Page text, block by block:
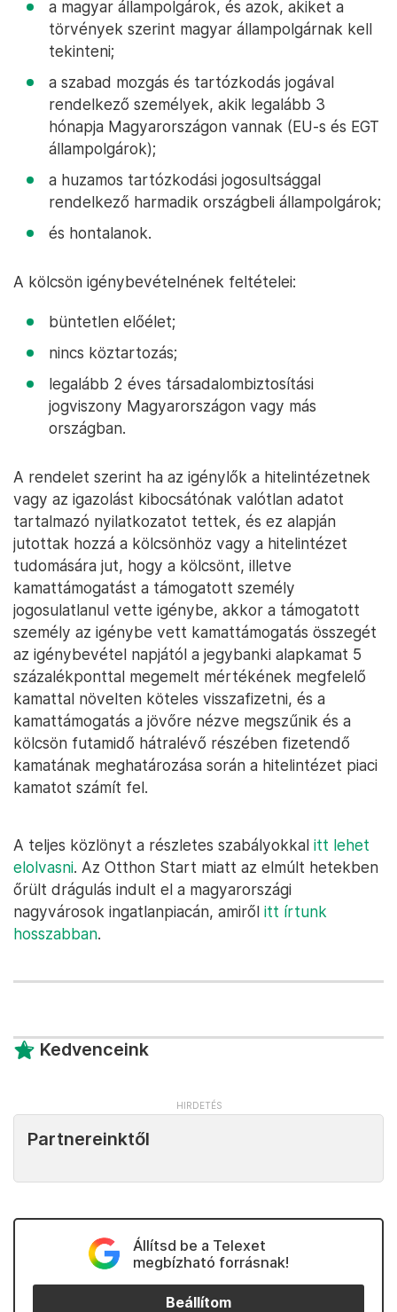
a magyar állampolgárok, és azok, akiket a
törvények szerint magyar állampolgárnak kell
tekinteni;
a szabad mozgás és tartózkodás jogával
rendelkező személyek, akik legalább 3
hónapja Magyarországon vannak (EU-s és EGT
állampolgárok);
a huzamos tartózkodási jogosultsággal
rendelkező harmadik országbeli állampolgárok;
és hontalanok.
A kölcsön igénybevételnének feltételei:
büntetlen előélet;
nincs köztartozás;
legalább 2 éves társadalombiztosítási
jogviszony Magyarországon vagy más
országban.
A rendelet szerint ha az igénylők a hitelintézetnek
vagy az igazolást kibocsátónak valótlan adatot
tartalmazó nyilatkozatot tettek, és ez alapján
jutottak hozzá a kölcsönhöz vagy a hitelintézet
tudomására jut, hogy a kölcsönt, illetve
kamattámogatást a támogatott személy
jogosulatlanul vette igénybe, akkor a támogatott
személy az igénybe vett kamattámogatás összegét
az igénybevétel napjától a jegybanki alapkamat 5
százalékponttal megemelt mértékének megfelelő
kamattal növelten köteles visszafizetni, és a
kamattámogatás a jövőre nézve megszűnik és a
kölcsön futamidő hátralévő részében fizetendő
kamatának meghatározása során a hitelintézet piaci
kamatot számít fel.
A teljes közlönyt a részletes szabályokkal itt lehet
elolvasni. Az Otthon Start miatt az elmúlt hetekben
őrült drágulás indult el a magyarországi
nagyvárosok ingatlanpiacán, amiről itt írtunk
hosszabban.
Kedvenceink
Partnereinktől
Állítsd be a Telexet
megbízható forrásnak!
Beállítom